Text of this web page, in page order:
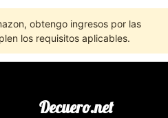
obtengo ingresos por las
los requisitos aplicables.
Decuero.net